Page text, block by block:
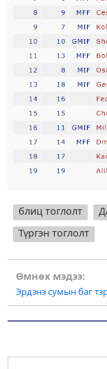
блиц тоглолт
Түргэн тоглолт
Post
navigation
Өмнөх мэдээ:
Эрдэнэ сумын баг